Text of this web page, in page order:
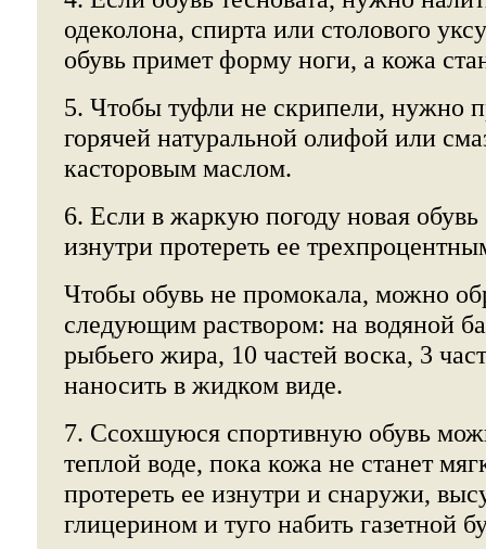
одеколона, спирта или столового
обувь примет форму ноги, а кожа
5. Чтобы туфли не скрипели, нужно
горячей натуральной олифой или
касторовым маслом.
6. Если в жаркую погоду новая
изнутри протереть ее
Чтобы обувь не промокала, можно
следующим раствором: на водяной
рыбьего жира, 10 частей воска, 3
наносить в жидком виде.
7. Ссохшуюся спортивную обувь
теплой воде, пока кожа не станет
протереть ее изнутри и снаружи,
глицерином и туго набить газетной